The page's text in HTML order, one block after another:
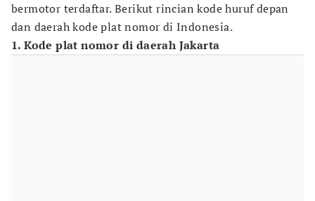
bermotor terdaftar. Berikut rincian kode huruf depan
dan daerah kode plat nomor di Indonesia.
1. Kode plat nomor di daerah Jakarta